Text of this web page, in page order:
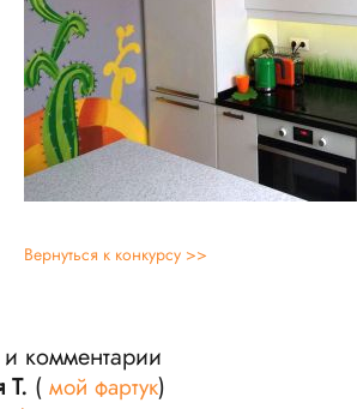
Вернуться к конкурсу >>
комментарии
Т. ( мой фартук)